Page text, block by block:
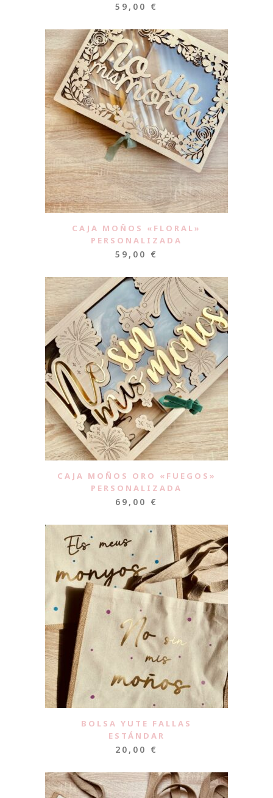
59,00 €
CAJA MOÑOS «FLORAL»
PERSONALIZADA
59,00 €
CAJA MOÑOS ORO «FUEGOS»
PERSONALIZADA
69,00 €
BOLSA YUTE FALLAS
ESTÁNDAR
20,00 €